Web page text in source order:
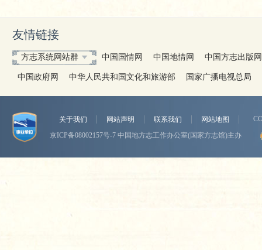
友情链接
方志系统网站群 中国国情网 中国地情网 中国方志出版网
中国政府网 中华人民共和国文化和旅游部 国家广播电视总局
关于我们 网站声明 联系我们 网站地图
京ICP备08002157号-7中国地方志工作办公室(国家方志馆)主办